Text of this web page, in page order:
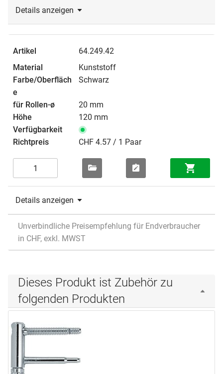
Details anzeigen
64.249.42
Kunststoff
Schwarz
20 mm
120 mm
CHF 4.57 / 1 Paar
Details anzeigen
Unverbindliche Preisempfehlung für Endverbraucher
in CHF, exkl. MWST
Dieses Produkt ist Zubehör zu
folgenden Produkten